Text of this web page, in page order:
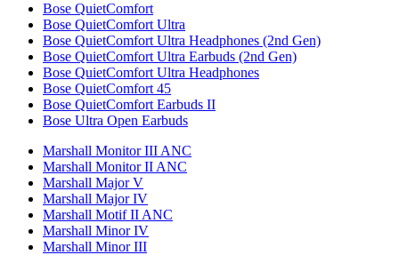
Bose QuietComfort
Bose QuietComfort Ultra
Bose QuietComfort Ultra Headphones (2nd Gen)
Bose QuietComfort Ultra Earbuds (2nd Gen)
Bose QuietComfort Ultra Headphones
Bose QuietComfort 45
Bose QuietComfort Earbuds II
Bose Ultra Open Earbuds
Marshall Monitor III ANC
Marshall Monitor II ANC
Marshall Major V
Marshall Major IV
Marshall Motif II ANC
Marshall Minor IV
Marshall Minor III